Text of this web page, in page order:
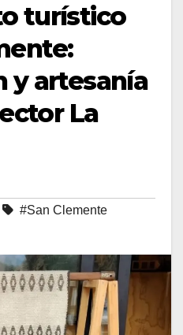
turístico
y artesanía
La
#San Clemente